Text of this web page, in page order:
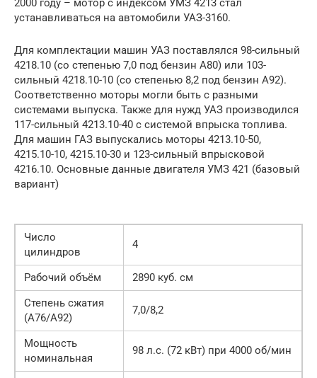
2000 году – мотор с индексом УМЗ 4213 стал
устанавливаться на автомобили УАЗ-3160.
Для комплектации машин УАЗ поставлялся 98-сильный
4218.10 (со степенью 7,0 под бензин А80) или 103-
сильный 4218.10-10 (со степенью 8,2 под бензин А92).
Соответственно моторы могли быть с разными
системами выпуска. Также для нужд УАЗ производился
117-сильный 4213.10-40 с системой впрыска топлива.
Для машин ГАЗ выпускались моторы 4213.10-50,
4215.10-10, 4215.10-30 и 123-сильный впрысковой
4216.10. Основные данные двигателя УМЗ 421 (базовый
вариант)
Число
цилиндров
4
Рабочий объём
2890 куб. см
Степень сжатия
(А76/А92)
7,0/8,2
Мощность
номинальная
98 л.с. (72 кВт) при 4000 об/мин